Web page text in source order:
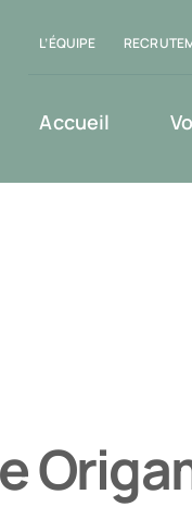
L’ÉQUIPE
Accueil